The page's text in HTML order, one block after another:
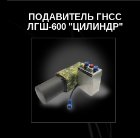
ПОДАВИТЕЛЬ ГНСС
ЛГШ-600 "ЦИЛИНДР"